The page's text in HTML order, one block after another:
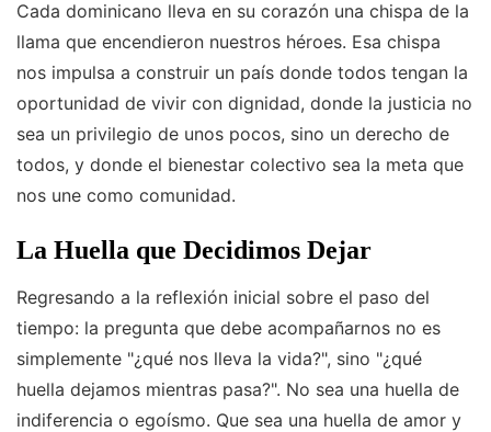
Cada dominicano lleva en su corazón una chispa de la
llama que encendieron nuestros héroes. Esa chispa
nos impulsa a construir un país donde todos tengan la
oportunidad de vivir con dignidad, donde la justicia no
sea un privilegio de unos pocos, sino un derecho de
todos, y donde el bienestar colectivo sea la meta que
nos une como comunidad.
La Huella que Decidimos Dejar
Regresando a la reflexión inicial sobre el paso del
tiempo: la pregunta que debe acompañarnos no es
simplemente "¿qué nos lleva la vida?", sino "¿qué
huella dejamos mientras pasa?". No sea una huella de
indiferencia o egoísmo. Que sea una huella de amor y